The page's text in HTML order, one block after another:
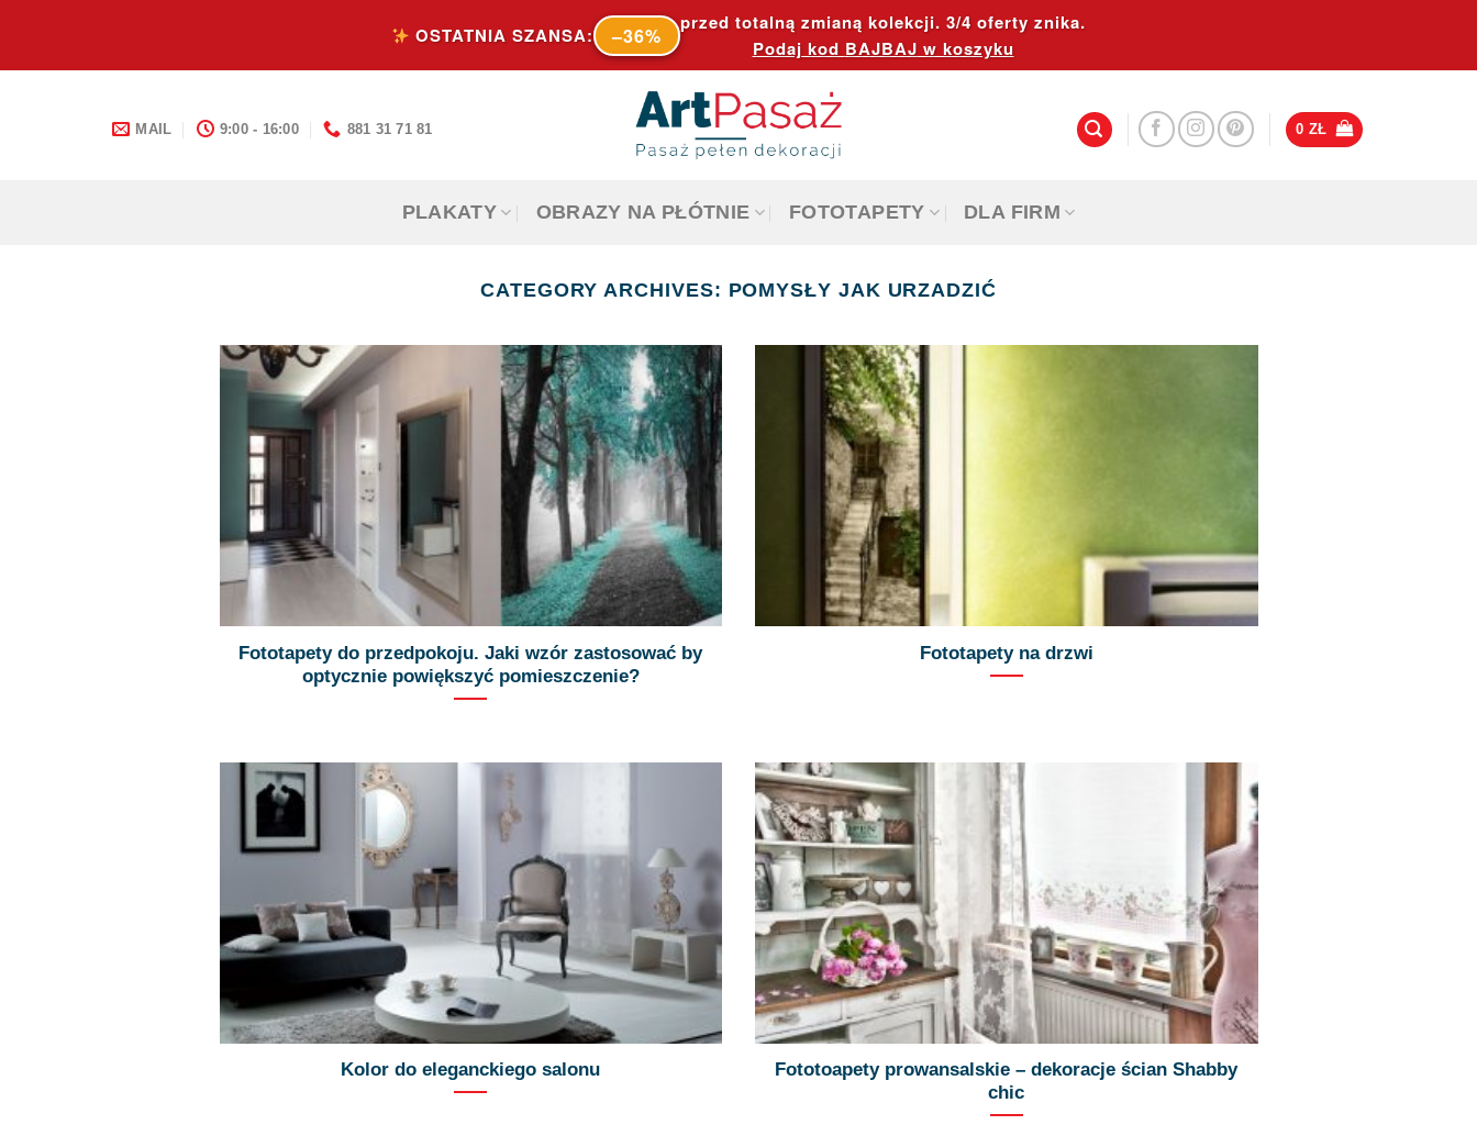
content
OSTATNIA SZANSA: –36%
przed totalną zmianą kolekcji. 3/4 oferty znika.
Podaj kod BAJBAJ w koszyku
MAIL 9:00 - 16:00 881 31 71 81 0 ZŁ
PLAKATY OBRAZY NA PŁÓTNIE FOTOTAPETY DLA FIRM
CATEGORY ARCHIVES: POMYSŁY JAK URZADZIĆ
Fototapety do przedpokoju. Jaki wzór zastosować by
optycznie powiększyć pomieszczenie?
Fototapety na drzwi
Kolor do eleganckiego salonu
Fototoapety prowansalskie – dekoracje ścian Shabby
chic